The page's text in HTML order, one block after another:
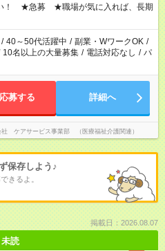
内できません ※法令に基づき、週20時
の加入対象となります ※労働者派遣法
）により、短時間・短期間の就業はご
ます
！ ★急募 ★職場が気に入れば、長期
/ 40～50代活躍中 / 副業・WワークOK /
10名以上の大量募集 / 電話対応なし / パ
応募する 詳細へ
社 ケアサービス事業部 （医療福祉介護関連）
保存しよう♪
きるよ。
掲載日：2026.08.07
未読